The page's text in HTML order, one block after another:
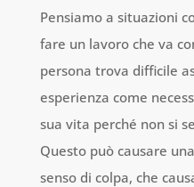
Pensiamo a situazioni
fare un lavoro che va
persona trova difficile
esperienza come
sua vita perché non si
Questo può causare
senso di colpa, che